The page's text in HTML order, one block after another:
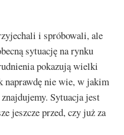
i spróbowali, ale
sytuację na rynku
pokazują wielki
naprawdę nie wie, w jakim
Sytuacja jest
jeszcze przed, czy już za